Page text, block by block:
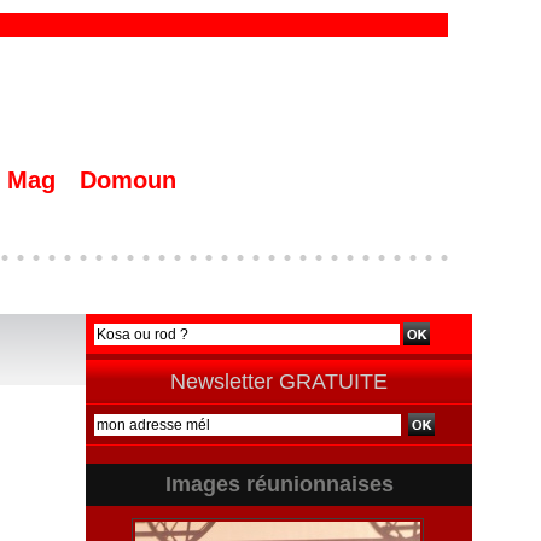
Mag Domoun
Newsletter GRATUITE
Images réunionnaises